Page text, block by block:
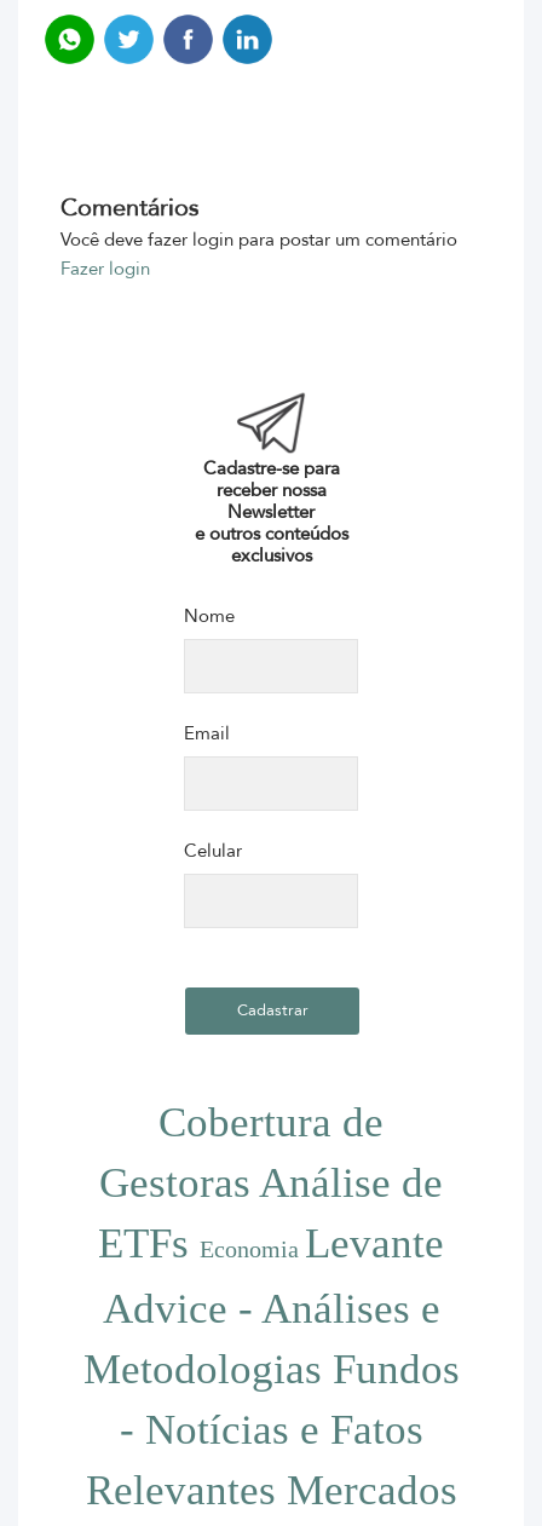
Comentários
Você deve fazer login para postar um comentário
Fazer login
Cadastre-se para
receber nossa
Newsletter
e outros conteúdos
exclusivos
Nome
Email
Celular
Cobertura de
Gestoras Análise de
ETFs Economia Levante
Advice - Análises e
Metodologias Fundos
- Notícias e Fatos
Relevantes Mercados